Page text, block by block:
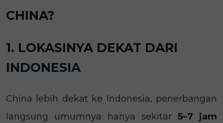
CHINA?
1. LOKASINYA DEKAT DARI
INDONESIA
China lebih dekat ke Indonesia, penerbangan
langsung umumnya hanya sekitar 5–7 jam